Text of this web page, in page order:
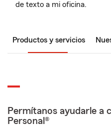
de texto a mi oficina.
Productos y servicios
Permítanos ayudarle a
Personal®